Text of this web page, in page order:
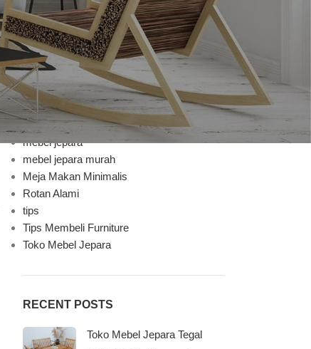
Bufet TV
Decoration
Design trends
Furniture
Furniture Mebel Jepara
Handycraft
Inspiration
Jenis Finishing
mebel jepara
mebel jepara murah
Meja Makan Minimalis
Rotan Alami
tips
Tips Membeli Furniture
Toko Mebel Jepara
RECENT POSTS
Toko Mebel Jepara Tegal